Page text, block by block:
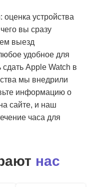
устройства
вы сразу
выезд
удобное для
Apple Watch в
мы внедрили
информацию о
сайте, и наш
часа для
нас